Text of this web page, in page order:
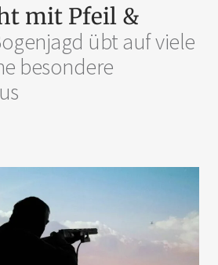
mit Pfeil &
übt auf viele
besondere